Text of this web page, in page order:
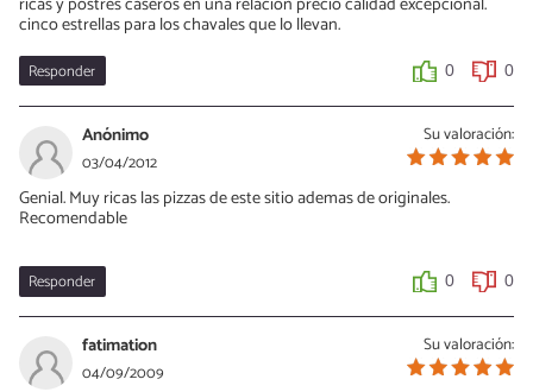
cinco estrellas para los chavales que lo llevan.
Responder 0 0
Su valoración:
Anónimo
03/04/2012
Genial. Muy ricas las pizzas de este sitio ademas de originales.
Recomendable
Responder 0 0
Su valoración:
fatimation
04/09/2009